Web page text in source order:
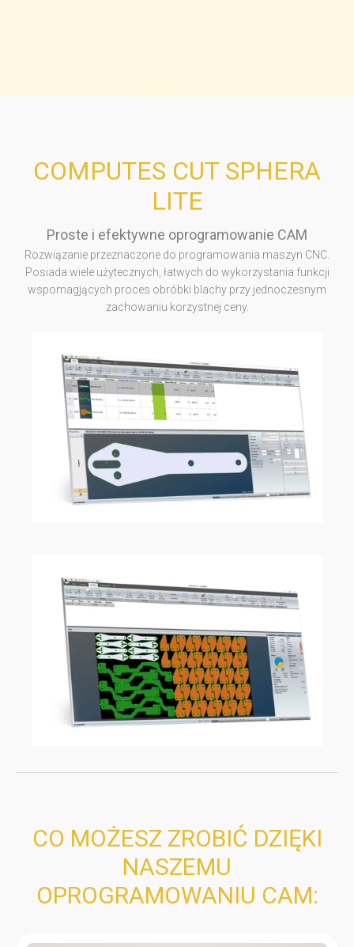
COMPUTES CUT SPHERA
LITE
Proste i efektywne oprogramowanie CAM
Rozwiązanie przeznaczone do programowania maszyn CNC.
Posiada wiele użytecznych, łatwych do wykorzystania funkcji
wspomagjących proces obróbki blachy przy jednoczesnym
zachowaniu korzystnej ceny.
CO MOŻESZ ZROBIĆ DZIĘKI
NASZEMU
OPROGRAMOWANIU CAM: